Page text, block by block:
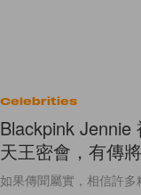
Celebrities
Blackpink Jennie
天王密會，有傳
如果傳聞屬實，相信許多